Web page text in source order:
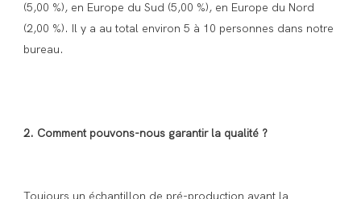
(5,00 %), en Europe du Sud (5,00 %), en Europe du Nord
(2,00 %). Il y a au total environ 5 à 10 personnes dans notre
Toujours un échantillon de pré-production avant la